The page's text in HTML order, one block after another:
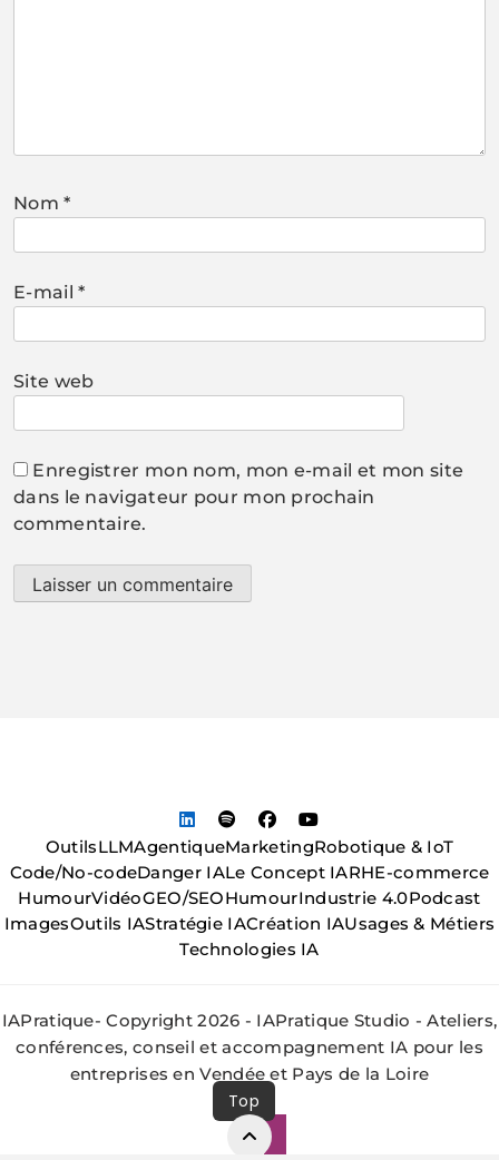
Nom*
E-mail*
Site web
Enregistrer mon nom, mon e-mail et mon site
dans le navigateur pour mon prochain
commentaire.
OutilsLLMAgentiqueMarketingRobotique & IoT
Code/No-codeDanger IALe Concept IARHE-commerce
HumourVidéoGEO/SEOHumourIndustrie 4.0Podcast
ImagesOutils IAStratégie IACréation IAUsages & Métiers
Technologies IA
IAPratique- Copyright 2026 - IAPratique Studio - Ateliers,
conférences, conseil et accompagnement IA pour les
entreprises en Vendée et Pays de la Loire
Top